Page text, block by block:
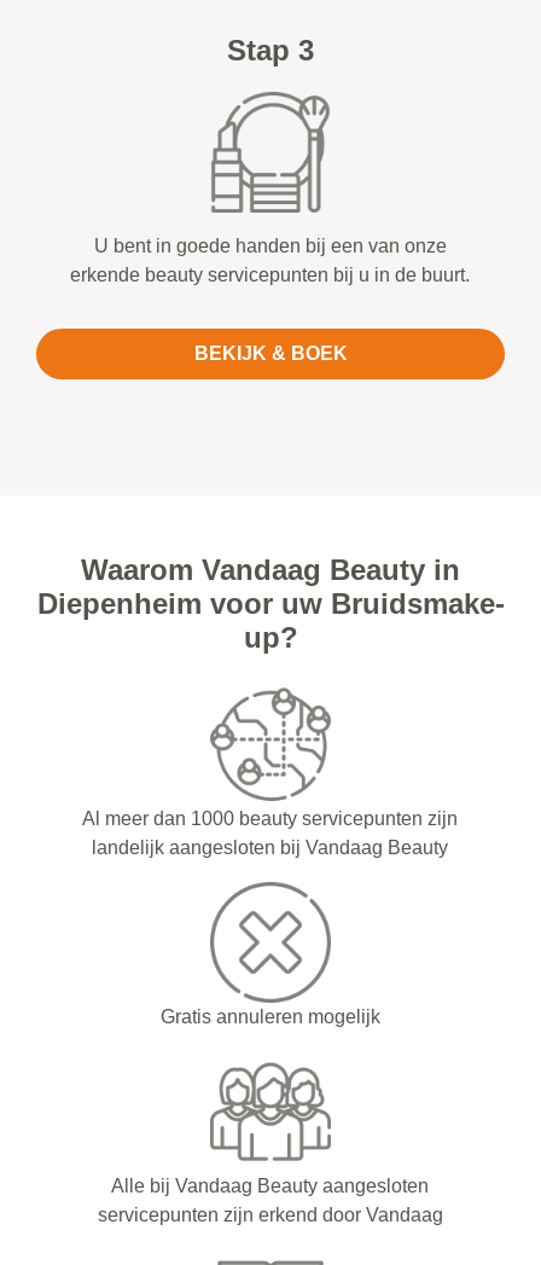
Stap 3
U bent in goede handen bij een van onze
erkende beauty servicepunten bij u in de buurt.
BEKIJK & BOEK
Waarom Vandaag Beauty in
Diepenheim voor uw Bruidsmake-
up?
Al meer dan 1000 beauty servicepunten zijn
landelijk aangesloten bij Vandaag Beauty
Gratis annuleren mogelijk
Alle bij Vandaag Beauty aangesloten
servicepunten zijn erkend door Vandaag